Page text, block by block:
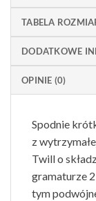
TABELA
DODATKOWE
OPINIE (0)
Spodnie
z
Twill o
gramaturze
tym